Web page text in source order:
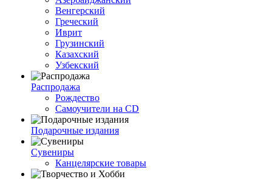
Венгерский
Греческий
Иврит
Грузинский
Казахский
Узбекский
Распродажа
Рождество
Самоучители на CD
Подарочные издания
Сувениры
Канцелярские товары